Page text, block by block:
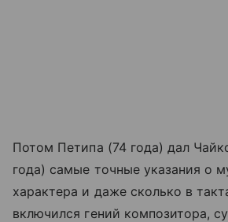
Потом Петипа (74 года) дал
года) самые точные указания о
характера и даже сколько в
включился гений композитора,